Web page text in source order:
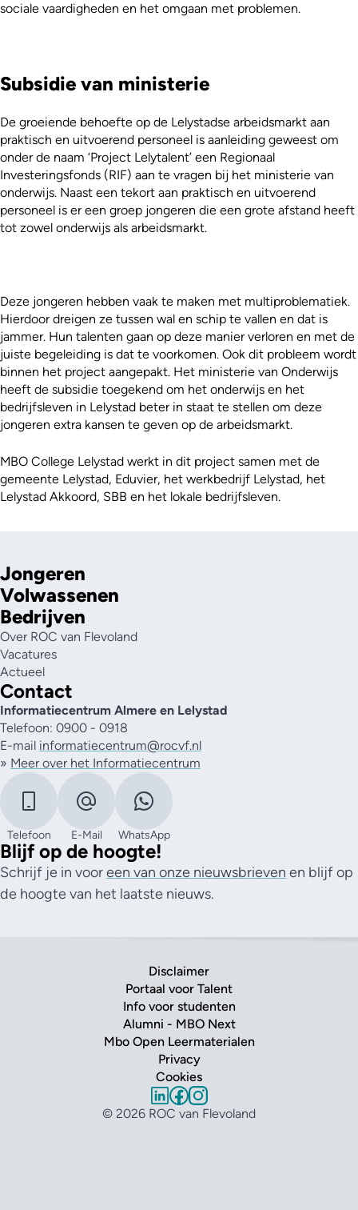
sociale vaardigheden en het omgaan met problemen.
Subsidie van ministerie
De groeiende behoefte op de Lelystadse arbeidsmarkt aan
praktisch en uitvoerend personeel is aanleiding geweest om
onder de naam ‘Project Lelytalent’ een Regionaal
Investeringsfonds (RIF) aan te vragen bij het ministerie van
onderwijs. Naast een tekort aan praktisch en uitvoerend
personeel is er een groep jongeren die een grote afstand heeft
tot zowel onderwijs als arbeidsmarkt.
Deze jongeren hebben vaak te maken met multiproblematiek.
Hierdoor dreigen ze tussen wal en schip te vallen en dat is
jammer. Hun talenten gaan op deze manier verloren en met de
juiste begeleiding is dat te voorkomen. Ook dit probleem wordt
binnen het project aangepakt. Het ministerie van Onderwijs
heeft de subsidie toegekend om het onderwijs en het
bedrijfsleven in Lelystad beter in staat te stellen om deze
jongeren extra kansen te geven op de arbeidsmarkt.
MBO College Lelystad werkt in dit project samen met de
gemeente Lelystad, Eduvier, het werkbedrijf Lelystad, het
Lelystad Akkoord, SBB en het lokale bedrijfsleven.
Jongeren
Volwassenen
Bedrijven
Over ROC van Flevoland
Vacatures
Actueel
Contact
Informatiecentrum Almere en Lelystad
Telefoon: 0900 - 0918
E-mail informatiecentrum@rocvf.nl
» Meer over het Informatiecentrum
Telefoon E-Mail WhatsApp
Blijf op de hoogte!
Schrijf je in vooreen van onze nieuwsbrieven en blijf op
de hoogte van het laatste nieuws.
Disclaimer
Portaal voor Talent
Info voor studenten
Alumni - MBO Next
Mbo Open Leermaterialen
Privacy
Cookies
© 2026 ROC van Flevoland